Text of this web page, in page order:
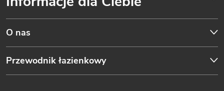
O nas
Przewodnik łazienkowy